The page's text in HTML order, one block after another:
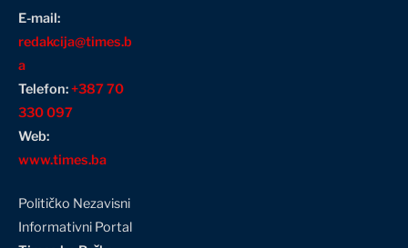
E-mail:
redakcija@times.b
a
Telefon:+387 70
330 097
Web:
www.times.ba
Političko Nezavisni
Informativni Portal